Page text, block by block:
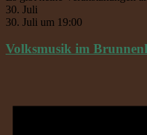
30. Juli
30. Juli um 19:00
Volksmusik im